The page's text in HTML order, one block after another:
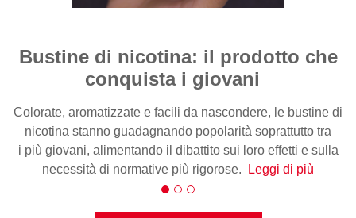
Bustine di nicotina: il prodotto che
conquista i giovani
Colorate, aromatizzate e facili da nascondere, le bustine di
nicotina stanno guadagnando popolarità soprattutto tra
i più giovani, alimentando il dibattito sui loro effetti e sulla
necessità di normative più rigorose.
Leggi di più